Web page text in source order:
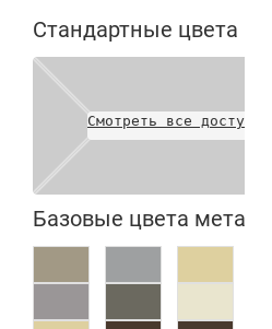
Стандартные цвета
Смотреть все
Базовые цвета